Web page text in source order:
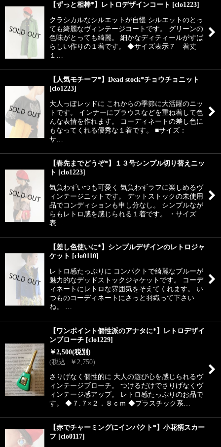
【ずっと相棒*】レトロデザインコート [clo1223]
クラシカルなシルエットが自慢 シルエットのとっ
ても綺麗なヴィンテージコートです。 グリーンの
色味がとっても綺麗。 細かなディティールがすば
らしい作りの１着です。 ◆サイズ表示７ 着丈
１…
【人気モチーフ*】Dead stock*チョウチョニット
[clo1223]
大人っぽレッドに これからの季節に大活躍のニッ
トです。 インナーにブラウスなどを重ね着して色
んな表情を作れます。 コーディネートの差し色に
もなってくれる優秀な１着です。 ■サイズ：
サ…
【春先までどうぞ*】１３号シンプル切り替えニッ
ト [clo1223]
気負わずいつも可愛く 気負わずラフに楽しめるヴ
ィンテージニットです。 デットストックの未使用
品でコンディションも申し分なし。 シンプルなが
らもレトロ感を感じられる１着です。 ・サイズ
表…
【差し色使いに*】シンプルデザインのレトロジャ
ケット [clo0110]
レトロ感たっぷりに コンパクトで綺麗なブルーが
魅力的なデッドストックジャケットです。 コーデ
ィネートにレトロな雰囲気をそえてくれます。 い
つものコーディネートにさっと羽織って下さい
ね。 …
【ワンポイント個性派のアナタに*】レトロデザイ
ンブローチ [clo1229]
￥2,500(税別)
(税込: ￥2,750)
さりげなく個性的に 大人の遊び心を感じられるヴ
ィンテージブローチ。 つけるだけでさりげなくヴ
ィンテージ感アップ。 レトロ感たっぷりのお品で
す。 ◆７.７×２．８ｃｍ ◆プラスチック系…
【赤でチャーミングにインパクト*】小花柄スカー
フ [clo0117]